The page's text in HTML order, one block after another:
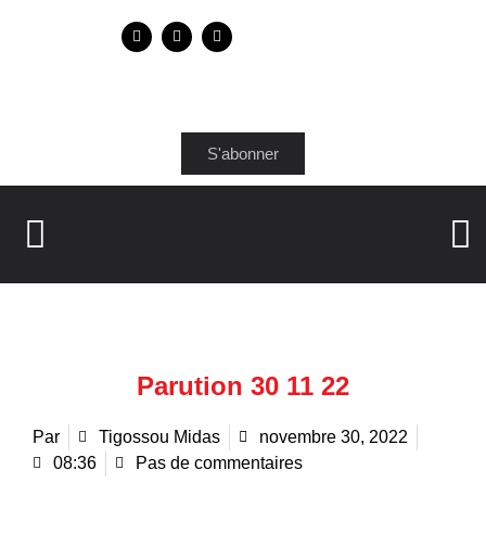
S'abonner
Parution 30 11 22
Par Tigossou Midas
novembre 30, 2022
08:36
Pas de commentaires